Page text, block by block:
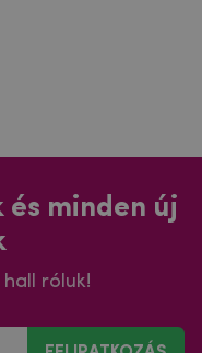
és minden új
róluk!